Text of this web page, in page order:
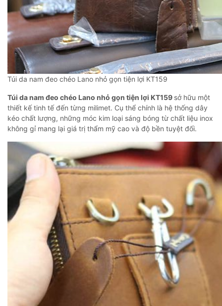
Túi da nam đeo chéo Lano nhỏ gọn tiện lợi KT159
Túi da nam đeo chéo Lano nhỏ gọn tiện lợi KT159 sở hữu một
thiết kế tinh tế đến từng milimet. Cụ thể chính là hệ thống dây
kéo chất lượng, những móc kim loại sáng bóng từ chất liệu inox
không gỉ mang lại giá trị thẩm mỹ cao và độ bền tuyệt đối.